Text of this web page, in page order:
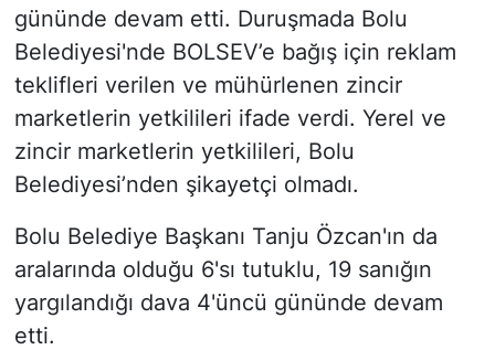
gününde devam etti. Duruşmada Bolu
Belediyesi'nde BOLSEV’e bağış için reklam
teklifleri verilen ve mühürlenen zincir
marketlerin yetkilileri ifade verdi. Yerel ve
zincir marketlerin yetkilileri, Bolu
Belediyesi’nden şikayetçi olmadı.
Bolu Belediye Başkanı Tanju Özcan'ın da
aralarında olduğu 6'sı tutuklu, 19 sanığın
yargılandığı dava 4'üncü gününde devam
etti.